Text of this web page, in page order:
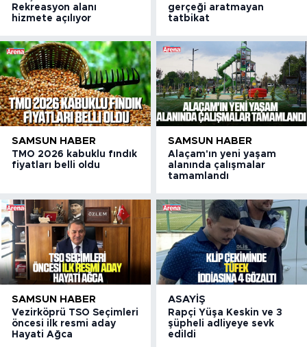
Rekreasyon alanı
hizmete açılıyor
gerçeği aratmayan
tatbikat
SAMSUN HABER
TMO 2026 kabuklu fındık
fiyatları belli oldu
SAMSUN HABER
Alaçam'ın yeni yaşam
alanında çalışmalar
tamamlandı
SAMSUN HABER
Vezirköprü TSO Seçimleri
öncesi ilk resmi aday
Hayati Ağca
ASAYIŞ
Rapçi Yüşa Keskin ve 3
şüpheli adliyeye sevk
edildi